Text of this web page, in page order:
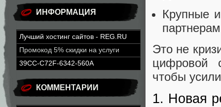
ИНФОРМАЦИЯ
Лучший хостинг сайтов - REG.RU
Промокод 5% скидки на услуги
39CC-C72F-6342-560A
КОММЕНТАРИИ
Крупные
Это не
цифровой
чтобы
1. Новая